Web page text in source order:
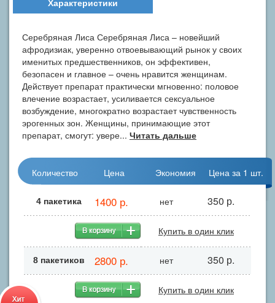
Характеристики
Серебряная Лиса Серебряная Лиса – новейший
афродизиак, уверенно отвоевывающий рынок у своих
именитых предшественников, он эффективен,
безопасен и главное – очень нравится женщинам.
Действует препарат практически мгновенно: половое
влечение возрастает, усиливается сексуальное
возбуждение, многократно возрастает чувственность
эрогенных зон. Женщины, принимающие этот
препарат, смогут: увере... Читать дальше
Количество Цена Экономия Цена за 1 шт.
4 пакетика 1400 р. нет 350 р.
Купить в один клик
8 пакетиков 2800 р. нет 350 р.
Купить в один клик